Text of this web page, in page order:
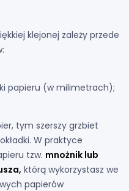
klejonej zależy przede
papieru (w milimetrach);
tym szerszy grzbiet
W praktyce
tzw. mnożnik lub
którą wykorzystasz we
papierów